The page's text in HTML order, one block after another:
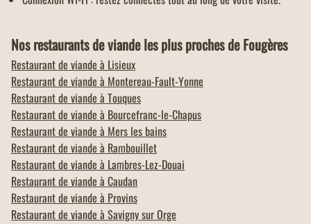
Nos restaurants de viande les plus proches de Fougères
Restaurant de viande à Lisieux
Restaurant de viande à Montereau-Fault-Yonne
Restaurant de viande à Touques
Restaurant de viande à Bourcefranc-le-Chapus
Restaurant de viande à Mers les bains
Restaurant de viande à Rambouillet
Restaurant de viande à Lambres-Lez-Douai
Restaurant de viande à Caudan
Restaurant de viande à Provins
Restaurant de viande à Savigny sur Orge